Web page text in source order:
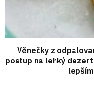
Věnečky z
postup na lehký